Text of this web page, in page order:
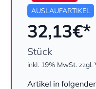
AUSLAUFARTIKEL
32,13€*
Stück
inkl. 19% MwSt. zzgl.
Artikel in